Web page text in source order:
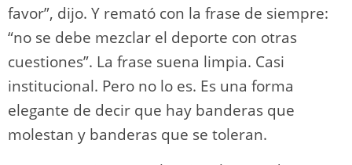
favor”, dijo. Y remató con la frase de siempre:
“no se debe mezclar el deporte con otras
cuestiones”. La frase suena limpia. Casi
institucional. Pero no lo es. Es una forma
elegante de decir que hay banderas que
molestan y banderas que se toleran.